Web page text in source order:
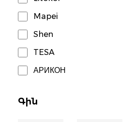
Mapei
Shen
TESA
АРИКОН
Գին